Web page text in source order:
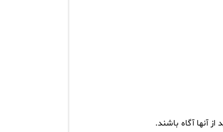
آنها آگاه باشند.